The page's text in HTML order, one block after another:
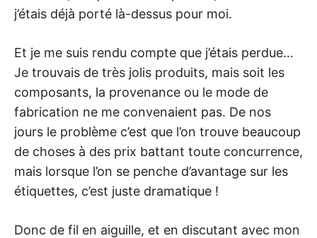
j’étais déjà porté là-dessus pour moi.
Et je me suis rendu compte que j’étais perdue…
Je trouvais de très jolis produits, mais soit les
composants, la provenance ou le mode de
fabrication ne me convenaient pas. De nos
jours le problème c’est que l’on trouve beaucoup
de choses à des prix battant toute concurrence,
mais lorsque l’on se penche d’avantage sur les
étiquettes, c’est juste dramatique !
Donc de fil en aiguille, et en discutant avec mon